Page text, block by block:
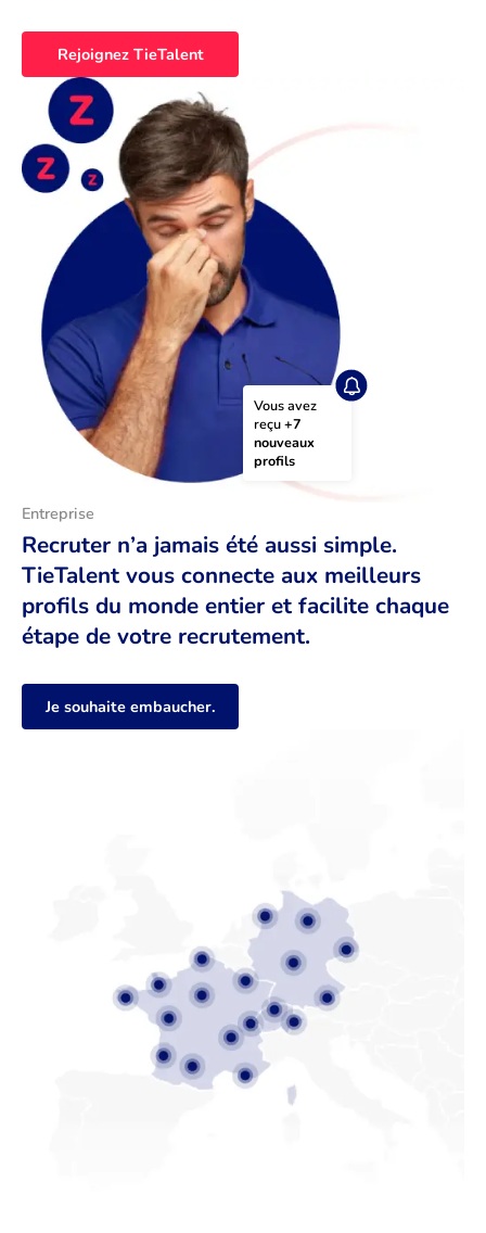
Rejoignez TieTalent
Vous avez
reçu +7
nouveaux
profils
Entreprise
Recruter n’a jamais été aussi simple.
TieTalent vous connecte aux meilleurs
profils du monde entier et facilite chaque
étape de votre recrutement.
Je souhaite embaucher.